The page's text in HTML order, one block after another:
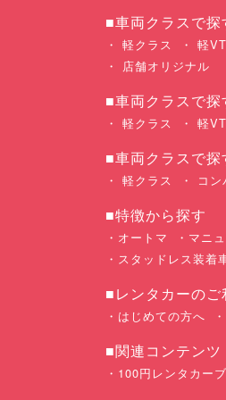
■車両クラスで
軽クラス 軽
店舗オリジナル
■車両クラスで探
軽クラス 軽
■車両クラスで
軽クラス コ
■特徴から探す
オートマ マニ
スタッドレス装着
■レンタカーのご
はじめての方へ
■関連コンテンツ
100円レンタカー